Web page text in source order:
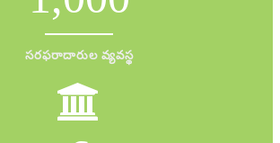
సరఫరాదారుల వ్యవస్థ